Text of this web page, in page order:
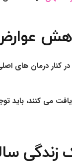
در کنار درمان
می کنند، باید